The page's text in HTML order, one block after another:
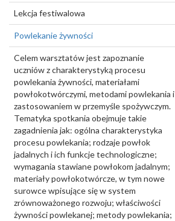
Lekcja festiwalowa
Powlekanie żywności
Celem warsztatów jest zapoznanie
uczniów z charakterystyką procesu
powlekania żywności, materiałami
powłokotwórczymi, metodami powlekania i
zastosowaniem w przemyśle spożywczym.
Tematyka spotkania obejmuje takie
zagadnienia jak: ogólna charakterystyka
procesu powlekania; rodzaje powłok
jadalnych i ich funkcje technologiczne;
wymagania stawiane powłokom jadalnym;
materiały powłokotwórcze, w tym nowe
surowce wpisujące się w system
zrównoważonego rozwoju; właściwości
żywności powlekanej; metody powlekania;